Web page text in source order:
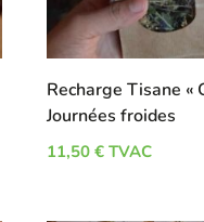
Recharge Tisane «
Journées froides
11,50€ TVAC